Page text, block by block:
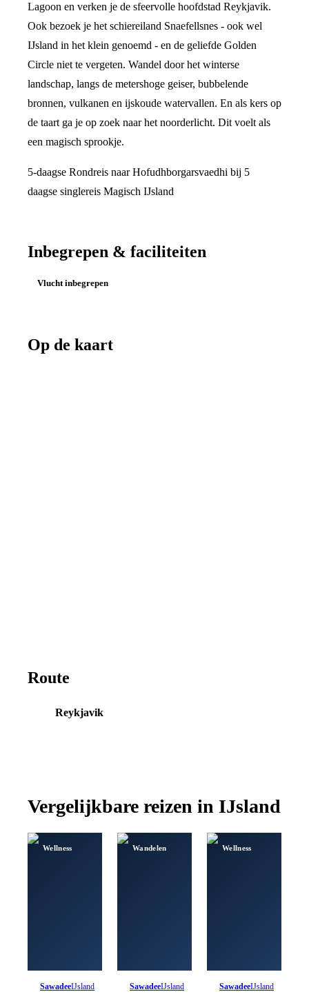
Lagoon en verken je de sfeervolle hoofdstad Reykjavik.
Ook bezoek je het schiereiland Snaefellsnes - ook wel
IJsland in het klein genoemd - en de geliefde Golden
Circle niet te vergeten. Wandel door het winterse
landschap, langs de metershoge geiser, bubbelende
bronnen, vulkanen en ijskoude watervallen. En als kers op
de taart ga je op zoek naar het noorderlicht. Dit voelt als
een magisch sprookje.
5-daagse Rondreis naar Hofudhborgarsvaedhi bij 5
daagse singlereis Magisch IJsland
Inbegrepen & faciliteiten
Vlucht inbegrepen
Op de kaart
Route
Reykjavik
Vergelijkbare reizen in IJsland
Wellness
SawadeeIJsland
Wandelen
SawadeeIJsland
Wellness
SawadeeIJsland